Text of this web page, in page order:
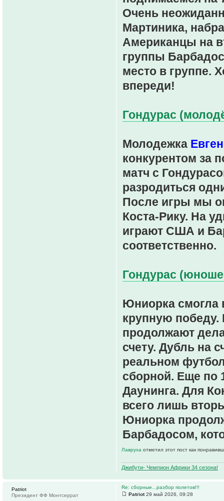
Очень
Мартиника,
Американцы на
группы
место в группе.
впереди!
Гондурас
Молодежка
конкурентом за
матч с
разродиться
После игры мы
Коста-Рику. На
играют США и
соответственно.
Гондурас
Юниорка смогла
крупную победу.
продолжают
счету. Дубль на
реальном
сборной. Еще по
Даунинга. Для
всего лишь
Юниорка
Барбадосом,
Лавруха отметил этот пост как
Джибути- Чемпион Африки 34 сезона!
Re: сборные...разбор полетов!!!
Patriot29 май 2026, 09:28
Patriot
Президент ФФ Монтсеррат